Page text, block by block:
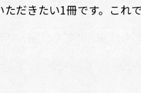
だきたい1冊です。これ